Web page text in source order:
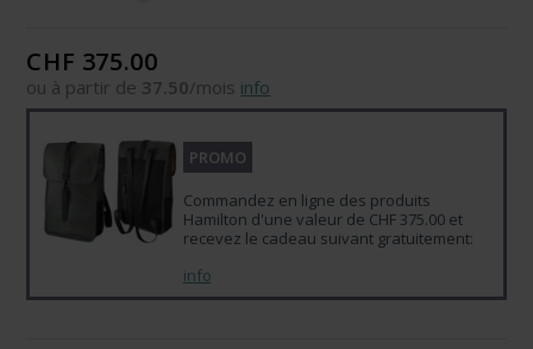
CHF 375.00
ou à partir de 37.50/mois info
PROMO
Commandez en ligne des produits
Hamilton d'une valeur de CHF 375.00 et
recevez le cadeau suivant gratuitement:
info